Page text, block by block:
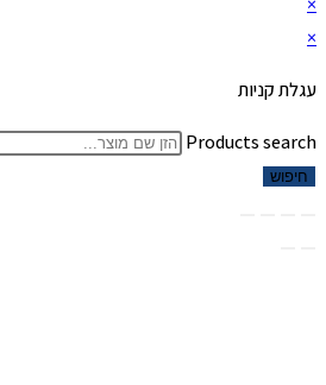
עגלת קניות
Products search
חיפוש